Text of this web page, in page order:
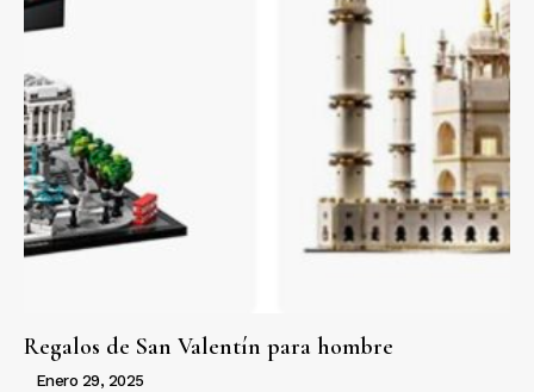
Regalos de San Valentín para hombre
Enero 29, 2025